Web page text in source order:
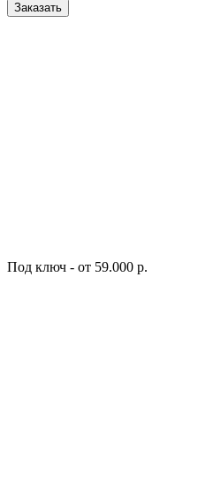
Заказать
Под ключ - от 59.000 р.